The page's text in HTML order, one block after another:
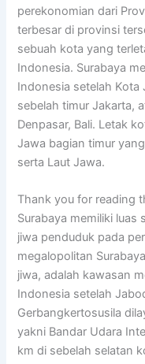
perekonomian dari
terbesar di provinsi
sebuah kota yang
Indonesia. Surabaya
Indonesia setelah Kota
sebelah timur Jakarta,
Denpasar, Bali. Letak
Jawa bagian timur
serta Laut Jawa.
Thank you for reading
Surabaya memiliki
jiwa penduduk pada
megalopolitan
jiwa, adalah kawasan
Indonesia setelah
Gerbangkertosusila
yakni Bandar Udara
km di sebelah selatan